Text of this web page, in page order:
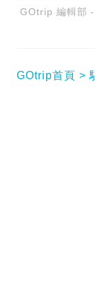
GOtrip 編輯部
GOtrip首頁